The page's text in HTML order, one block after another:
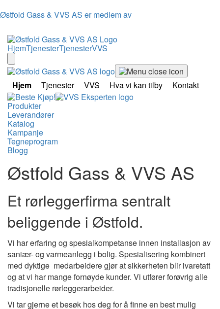
Østfold Gass & VVS AS er medlem av
HjemTjenesterTjenesterVVS
Hjem Tjenester VVS Hva vi kan tilby
Kontakt
Produkter
Leverandører
Katalog
Kampanje
Tegneprogram
Blogg
Østfold Gass & VVS AS
Et rørleggerfirma sentralt
beliggende i Østfold.
Vi har erfaring og spesialkompetanse innen installasjon av
saniær- og varmeanlegg i bolig. Spesialisering kombinert
med dyktige medarbeidere gjør at sikkerheten blir ivaretatt
og at vi har mange fornøyde kunder. Vi utfører forøvrig alle
tradisjonelle rørleggerarbeider.
Vi tar gjerne et besøk hos deg for å finne en best mulig